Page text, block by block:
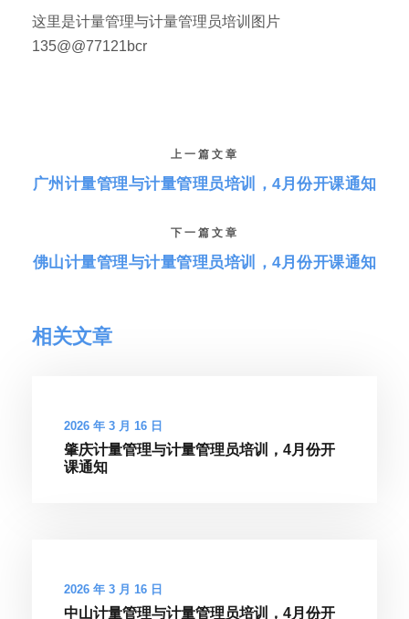
这里是计量管理与计量管理员培训图片
135@@77121bcr
上一篇文章
广州计量管理与计量管理员培训，4月份开课通知
下一篇文章
佛山计量管理与计量管理员培训，4月份开课通知
相关文章
2026 年 3 月 16 日
肇庆计量管理与计量管理员培训，4月份开
课通知
2026 年 3 月 16 日
中山计量管理与计量管理员培训，4月份开